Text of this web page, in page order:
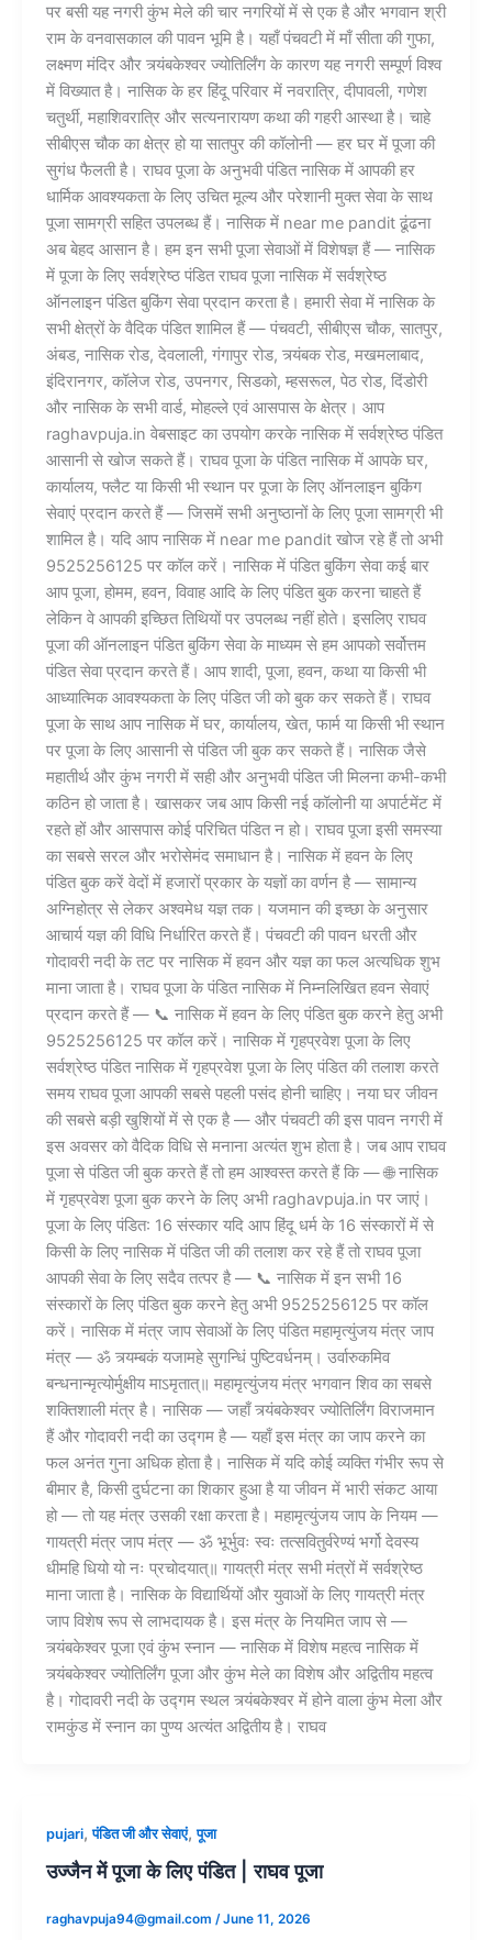
पर बसी यह नगरी कुंभ मेले की चार नगरियों में से एक है और भगवान श्री
राम के वनवासकाल की पावन भूमि है। यहाँ पंचवटी में माँ सीता की गुफा,
लक्ष्मण मंदिर और त्र्यंबकेश्वर ज्योतिर्लिंग के कारण यह नगरी सम्पूर्ण विश्व
में विख्यात है। नासिक के हर हिंदू परिवार में नवरात्रि, दीपावली, गणेश
चतुर्थी, महाशिवरात्रि और सत्यनारायण कथा की गहरी आस्था है। चाहे
सीबीएस चौक का क्षेत्र हो या सातपुर की कॉलोनी — हर घर में पूजा की
सुगंध फैलती है। राघव पूजा के अनुभवी पंडित नासिक में आपकी हर
धार्मिक आवश्यकता के लिए उचित मूल्य और परेशानी मुक्त सेवा के साथ
पूजा सामग्री सहित उपलब्ध हैं। नासिक में near me pandit ढूंढना
अब बेहद आसान है। हम इन सभी पूजा सेवाओं में विशेषज्ञ हैं — नासिक
में पूजा के लिए सर्वश्रेष्ठ पंडित राघव पूजा नासिक में सर्वश्रेष्ठ
ऑनलाइन पंडित बुकिंग सेवा प्रदान करता है। हमारी सेवा में नासिक के
सभी क्षेत्रों के वैदिक पंडित शामिल हैं — पंचवटी, सीबीएस चौक, सातपुर,
अंबड, नासिक रोड, देवलाली, गंगापुर रोड, त्र्यंबक रोड, मखमलाबाद,
इंदिरानगर, कॉलेज रोड, उपनगर, सिडको, म्हसरूल, पेठ रोड, दिंडोरी
और नासिक के सभी वार्ड, मोहल्ले एवं आसपास के क्षेत्र। आप
raghavpuja.in वेबसाइट का उपयोग करके नासिक में सर्वश्रेष्ठ पंडित
आसानी से खोज सकते हैं। राघव पूजा के पंडित नासिक में आपके घर,
कार्यालय, फ्लैट या किसी भी स्थान पर पूजा के लिए ऑनलाइन बुकिंग
सेवाएं प्रदान करते हैं — जिसमें सभी अनुष्ठानों के लिए पूजा सामग्री भी
शामिल है। यदि आप नासिक में near me pandit खोज रहे हैं तो अभी
9525256125 पर कॉल करें। नासिक में पंडित बुकिंग सेवा कई बार
आप पूजा, होमम, हवन, विवाह आदि के लिए पंडित बुक करना चाहते हैं
लेकिन वे आपकी इच्छित तिथियों पर उपलब्ध नहीं होते। इसलिए राघव
पूजा की ऑनलाइन पंडित बुकिंग सेवा के माध्यम से हम आपको सर्वोत्तम
पंडित सेवा प्रदान करते हैं। आप शादी, पूजा, हवन, कथा या किसी भी
आध्यात्मिक आवश्यकता के लिए पंडित जी को बुक कर सकते हैं। राघव
पूजा के साथ आप नासिक में घर, कार्यालय, खेत, फार्म या किसी भी स्थान
पर पूजा के लिए आसानी से पंडित जी बुक कर सकते हैं। नासिक जैसे
महातीर्थ और कुंभ नगरी में सही और अनुभवी पंडित जी मिलना कभी-कभी
कठिन हो जाता है। खासकर जब आप किसी नई कॉलोनी या अपार्टमेंट में
रहते हों और आसपास कोई परिचित पंडित न हो। राघव पूजा इसी समस्या
का सबसे सरल और भरोसेमंद समाधान है। नासिक में हवन के लिए
पंडित बुक करें वेदों में हजारों प्रकार के यज्ञों का वर्णन है — सामान्य
अग्निहोत्र से लेकर अश्वमेध यज्ञ तक। यजमान की इच्छा के अनुसार
आचार्य यज्ञ की विधि निर्धारित करते हैं। पंचवटी की पावन धरती और
गोदावरी नदी के तट पर नासिक में हवन और यज्ञ का फल अत्यधिक शुभ
माना जाता है। राघव पूजा के पंडित नासिक में निम्नलिखित हवन सेवाएं
प्रदान करते हैं — 📞 नासिक में हवन के लिए पंडित बुक करने हेतु अभी
9525256125 पर कॉल करें। नासिक में गृहप्रवेश पूजा के लिए
सर्वश्रेष्ठ पंडित नासिक में गृहप्रवेश पूजा के लिए पंडित की तलाश करते
समय राघव पूजा आपकी सबसे पहली पसंद होनी चाहिए। नया घर जीवन
की सबसे बड़ी खुशियों में से एक है — और पंचवटी की इस पावन नगरी में
इस अवसर को वैदिक विधि से मनाना अत्यंत शुभ होता है। जब आप राघव
पूजा से पंडित जी बुक करते हैं तो हम आश्वस्त करते हैं कि — 🌐 नासिक
में गृहप्रवेश पूजा बुक करने के लिए अभी raghavpuja.in पर जाएं।
पूजा के लिए पंडित: 16 संस्कार यदि आप हिंदू धर्म के 16 संस्कारों में से
किसी के लिए नासिक में पंडित जी की तलाश कर रहे हैं तो राघव पूजा
आपकी सेवा के लिए सदैव तत्पर है — 📞 नासिक में इन सभी 16
संस्कारों के लिए पंडित बुक करने हेतु अभी 9525256125 पर कॉल
करें। नासिक में मंत्र जाप सेवाओं के लिए पंडित महामृत्युंजय मंत्र जाप
मंत्र — ॐ त्र्यम्बकं यजामहे सुगन्धिं पुष्टिवर्धनम्। उर्वारुकमिव
बन्धनान्मृत्योर्मुक्षीय माऽमृतात्॥ महामृत्युंजय मंत्र भगवान शिव का सबसे
शक्तिशाली मंत्र है। नासिक — जहाँ त्र्यंबकेश्वर ज्योतिर्लिंग विराजमान
हैं और गोदावरी नदी का उद्गम है — यहाँ इस मंत्र का जाप करने का
फल अनंत गुना अधिक होता है। नासिक में यदि कोई व्यक्ति गंभीर रूप से
बीमार है, किसी दुर्घटना का शिकार हुआ है या जीवन में भारी संकट आया
हो — तो यह मंत्र उसकी रक्षा करता है। महामृत्युंजय जाप के नियम —
गायत्री मंत्र जाप मंत्र — ॐ भूर्भुवः स्वः तत्सवितुर्वरेण्यं भर्गो देवस्य
धीमहि धियो यो नः प्रचोदयात्॥ गायत्री मंत्र सभी मंत्रों में सर्वश्रेष्ठ
माना जाता है। नासिक के विद्यार्थियों और युवाओं के लिए गायत्री मंत्र
जाप विशेष रूप से लाभदायक है। इस मंत्र के नियमित जाप से —
त्र्यंबकेश्वर पूजा एवं कुंभ स्नान — नासिक में विशेष महत्व नासिक में
त्र्यंबकेश्वर ज्योतिर्लिंग पूजा और कुंभ मेले का विशेष और अद्वितीय महत्व
है। गोदावरी नदी के उद्गम स्थल त्र्यंबकेश्वर में होने वाला कुंभ मेला और
रामकुंड में स्नान का पुण्य अत्यंत अद्वितीय है। राघव
pujari,पंडित जी और सेवाएं,पूजा
उज्जैन में पूजा के लिए पंडित | राघव पूजा
raghavpuja94@gmail.com /June 11, 2026